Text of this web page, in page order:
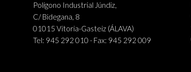
Polígono Industrial Júndiz,
C/ Bidegana, 8
01015 Vitoria-Gasteiz (ÁLAVA)
Tel: 945 292 010 · Fax: 945 292 009